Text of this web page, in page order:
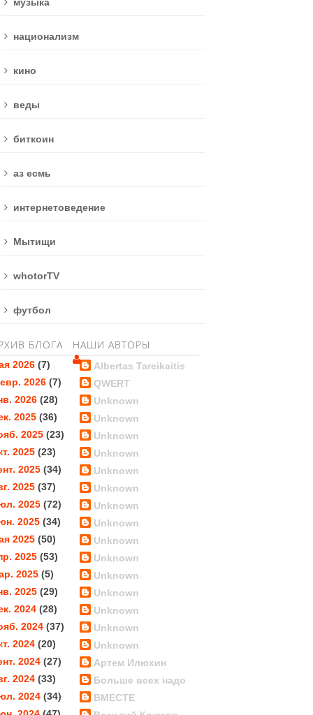
национализм
кино
веды
биткоин
аз есмь
интернетоведение
Мытищи
whotorTV
футбол
БЛОГА
2026 (7)
2026 (7)
2026 (28)
2025 (36)
2025 (23)
2025 (23)
2025 (34)
2025 (37)
2025 (72)
2025 (34)
2025 (50)
2025 (53)
2025 (5)
2025 (29)
2024 (28)
2024 (37)
2024 (20)
2024 (27)
2024 (33)
2024 (34)
НАШИ АВТОРЫ
Albertas Tareikaitis
QWERT
Unknown
Unknown
Unknown
Unknown
Unknown
Unknown
Unknown
Unknown
Unknown
Unknown
Unknown
Unknown
Unknown
Unknown
Unknown
Артем Илюхин
Больше всех надо
ВМЕСТЕ